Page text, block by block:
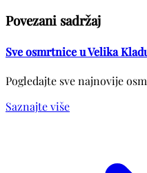
Povezani sadržaj
Sve osmrtnice u Velika
Pogledajte sve najnovije
Saznajte više